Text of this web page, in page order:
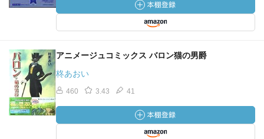
アニメージュコミックス バロン猫の男爵
柊あおい
460 3.43 41